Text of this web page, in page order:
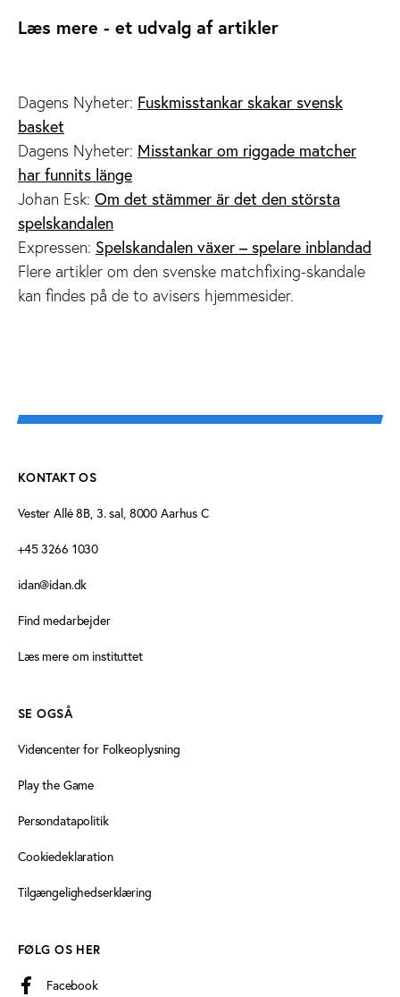
Læs mere - et udvalg af artikler
Dagens Nyheter: Fuskmisstankar skakar svensk
basket
Dagens Nyheter: Misstankar om riggade matcher
har funnits länge
Johan Esk: Om det stämmer är det den största
spelskandalen
Expressen: Spelskandalen växer – spelare inblandad
Flere artikler om den svenske matchfixing-skandale
kan findes på de to avisers hjemmesider.
KONTAKT OS
Vester Allé 8B, 3. sal, 8000 Aarhus C
+45 3266 1030
idan@idan.dk
Find medarbejder
Læs mere om instituttet
SE OGSÅ
Videncenter for Folkeoplysning
Play the Game
Persondatapolitik
Cookiedeklaration
Tilgængelighedserklæring
FØLG OS HER
Facebook